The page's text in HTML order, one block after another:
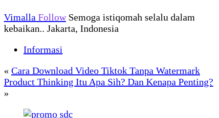
Vimalla Follow Semoga istiqomah selalu dalam
kebaikan.. Jakarta, Indonesia
Informasi
« Cara Download Video Tiktok Tanpa Watermark
Product Thinking Itu Apa Sih? Dan Kenapa Penting?
»